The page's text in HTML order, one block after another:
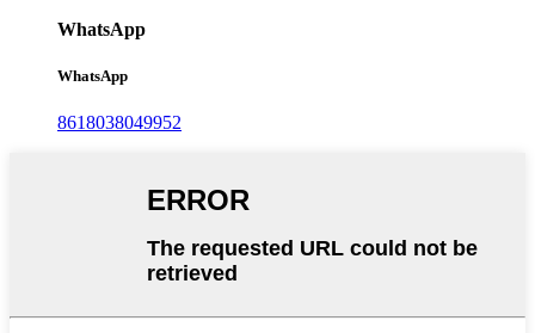
WhatsApp
WhatsApp
8618038049952